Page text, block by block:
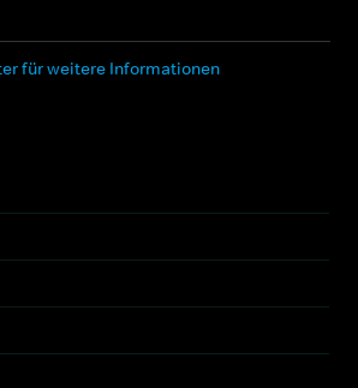
für weitere Informationen